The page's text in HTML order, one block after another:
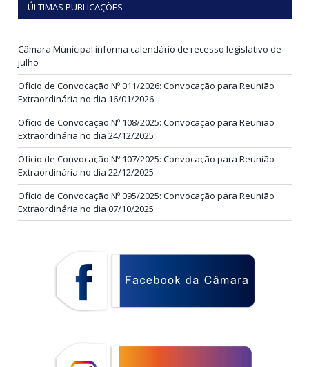
ÚLTIMAS PUBLICAÇÕES
Câmara Municipal informa calendário de recesso legislativo de
julho
Ofício de Convocação Nº 011/2026: Convocação para Reunião
Extraordinária no dia 16/01/2026
Ofício de Convocação Nº 108/2025: Convocação para Reunião
Extraordinária no dia 24/12/2025
Ofício de Convocação Nº 107/2025: Convocação para Reunião
Extraordinária no dia 22/12/2025
Ofício de Convocação Nº 095/2025: Convocação para Reunião
Extraordinária no dia 07/10/2025